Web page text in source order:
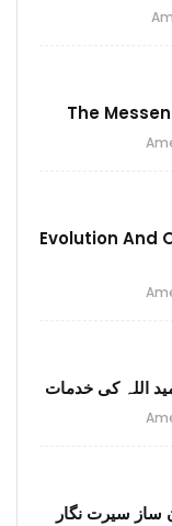
The
Evolution And
اللہ کی خدمات
ساز سیرت نگار